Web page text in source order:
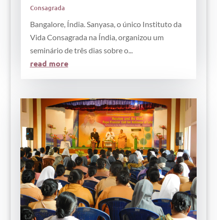
Consagrada
Bangalore, Índia. Sanyasa, o único Instituto da
Vida Consagrada na Índia, organizou um
seminário de três dias sobre o...
read more